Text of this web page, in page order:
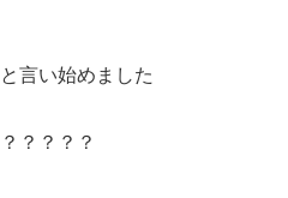
言い始めました
？？？？